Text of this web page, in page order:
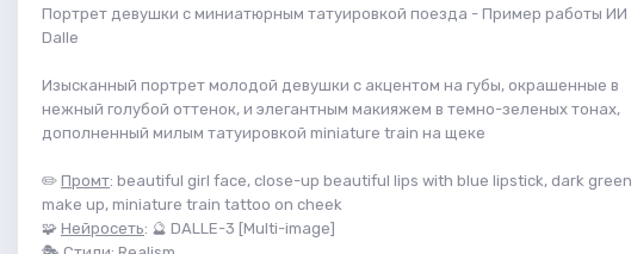
Портрет девушки с миниатюрным татуировкой поезда - Пример работы ИИ
Dalle
Изысканный портрет молодой девушки с акцентом на губы, окрашенные в
нежный голубой оттенок, и элегантным макияжем в темно-зеленых тонах,
дополненный милым татуировкой miniature train на щеке
✏️ Промт: beautiful girl face, close-up beautiful lips with blue lipstick, dark green
make up, miniature train tattoo on cheek
🧩 Нейросеть: 🔮 DALLE-3 [Multi-image]